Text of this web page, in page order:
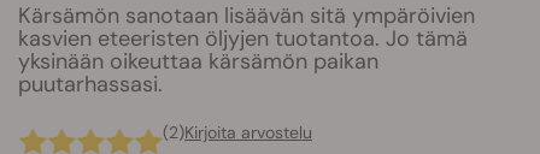
Kärsämön sanotaan lisäävän sitä ympäröivien
kasvien eteeristen öljyjen tuotantoa. Jo tämä
yksinään oikeuttaa kärsämön paikan
puutarhassasi.
(2)Kirjoita arvostelu